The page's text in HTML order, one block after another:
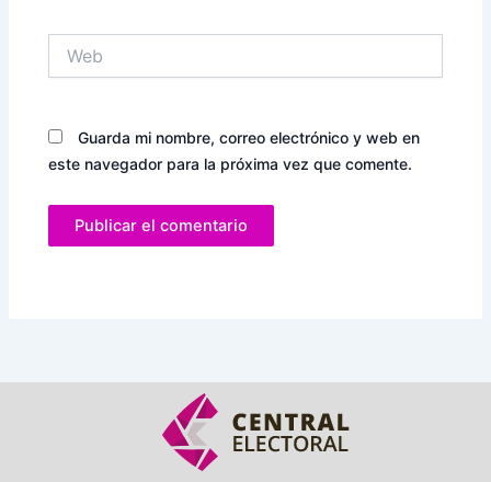
Guarda mi nombre, correo electrónico y web en
este navegador para la próxima vez que comente.